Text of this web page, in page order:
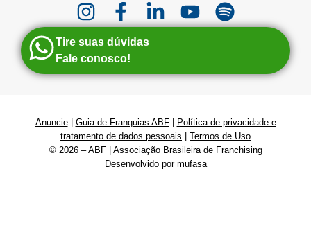
Tire suas dúvidas
Fale conosco!
Anuncie| Guia de Franquias ABF|
Política de privacidade e
tratamento de dados pessoais
Termos de Uso
© 2026 – ABF | Associação Brasileira de Franchising
Desenvolvido por mufasa